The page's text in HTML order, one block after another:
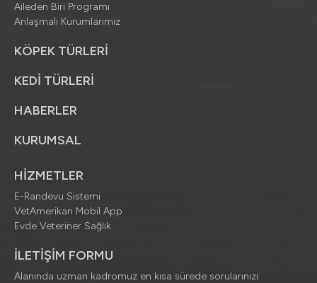
Aileden Biri Programı
Anlaşmalı Kurumlarımız
KÖPEK TÜRLERİ
KEDİ TÜRLERİ
HABERLER
KURUMSAL
HİZMETLER
E-Randevu Sistemi
VetAmerikan Mobil App
Evde Veteriner Sağlık
İLETİŞİM FORMU
Alanında uzman kadromuz en kısa sürede sorularınızı